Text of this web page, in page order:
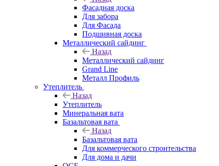
Фасадная доска
Для забора
Для Фасада
Подшивная доска
Металлический сайдинг
Назад
Металлический сайдинг
Grand Line
Металл Профиль
Утеплитель
Назад
Утеплитель
Минеральная вата
Базальтовая вата
Назад
Базальтовая вата
Для коммерческого строительства
Для дома и дачи